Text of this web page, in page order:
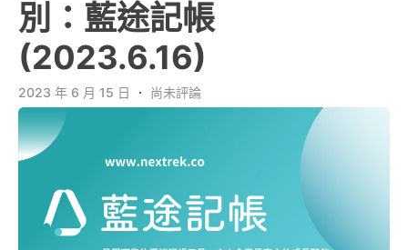
別：藍途記帳
(2023.6.16)
2023 年 6 月 15 日 ． 尚未評論